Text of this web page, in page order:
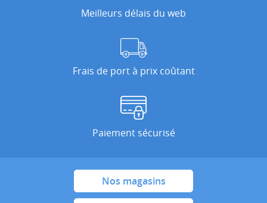
Meilleurs délais du web
Frais de port à prix coûtant
Paiement sécurisé
Nos magasins